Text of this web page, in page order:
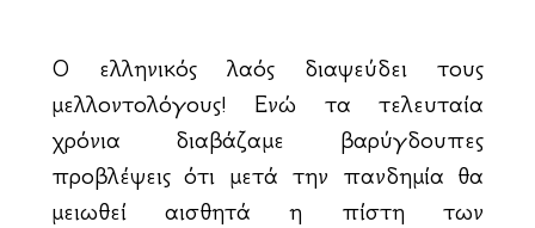
Ο ελληνικός λαός διαψεύδει τους
μελλοντολόγους! Ενώ τα τελευταία
χρόνια διαβάζαμε βαρύγδουπες
προβλέψεις ότι μετά την πανδημία θα
μειωθεί αισθητά η πίστη των